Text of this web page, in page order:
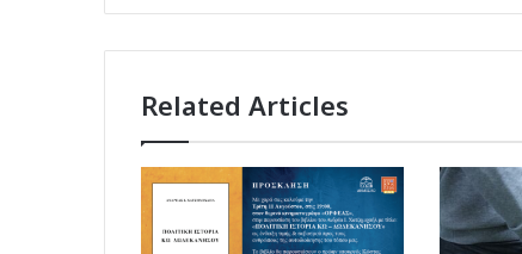
επιτόκια»
Related Articles